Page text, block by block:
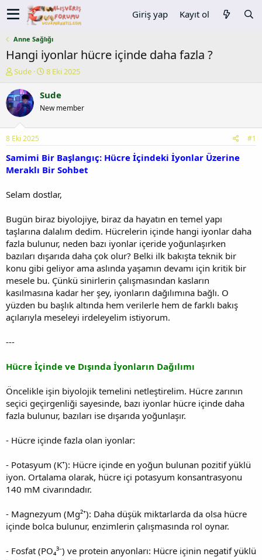
Giriş yap Kayıt ol
Anne Sağlığı
Hangi iyonlar hücre içinde daha fazla ?
K
n
u
y
b
a
ş
a
a
Sude
B
ş
a
ç
t
a
i
i
8 Eki 2025
Sude
New member
8 Eki 2025 #1
Samimi Bir Başlangıç: Hücre İçindeki İyonlar Üzerine
Meraklı Bir Sohbet
Selam dostlar,
Bugün biraz biyolojiye, biraz da hayatın en temel yapı
taşlarına dalalım dedim. Hücrelerin içinde hangi iyonlar daha
fazla bulunur, neden bazı iyonlar içeride yoğunlaşırken
bazıları dışarıda daha çok olur? Belki ilk bakışta teknik bir
konu gibi geliyor ama aslında yaşamın devamı için kritik bir
mesele bu. Çünkü sinirlerin çalışmasından kasların
kasılmasına kadar her şey, iyonların dağılımına bağlı. O
yüzden bu başlık altında hem verilerle hem de farklı bakış
açılarıyla meseleyi irdeleyelim istiyorum.
---
Hücre İçinde ve Dışında İyonların Dağılımı
Öncelikle işin biyolojik temelini netleştirelim. Hücre zarının
seçici geçirgenliği sayesinde, bazı iyonlar hücre içinde daha
fazla bulunur, bazıları ise dışarıda yoğunlaşır.
- Hücre içinde fazla olan iyonlar:
- Potasyum (K⁺): Hücre içinde en yoğun bulunan pozitif yüklü
iyon. Ortalama olarak, hücre içi potasyum konsantrasyonu
140 mM civarındadır.
- Magnezyum (Mg²⁺): Daha düşük miktarlarda da olsa hücre
içinde bolca bulunur, enzimlerin çalışmasında rol oynar.
- Fosfat (PO₄³⁻) ve protein anyonları: Hücre içinin negatif yüklü